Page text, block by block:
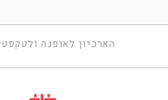
הארכיון לאופנה